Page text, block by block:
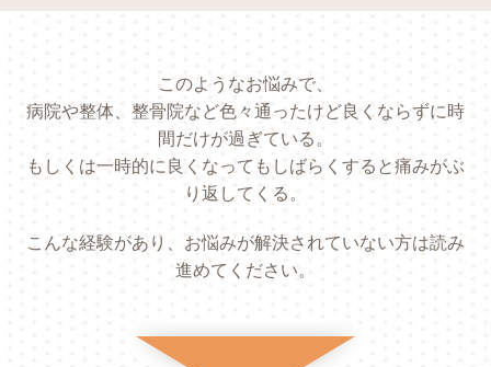
このようなお悩みで、
病院や整体、整骨院など色々通ったけど良くならずに時
間だけが過ぎている。
もしくは一時的に良くなってもしばらくすると痛みがぶ
り返してくる。
こんな経験があり、お悩みが解決されていない方は読み
進めてください。